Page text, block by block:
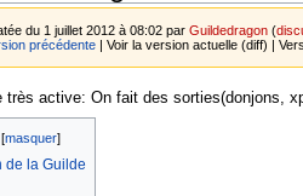
du 1 juillet 2012 à 08:02 parGuildedragon (
précédente | Voir la version actuelle (diff) |
très active: On fait des sorties(donjons,
de la Guilde